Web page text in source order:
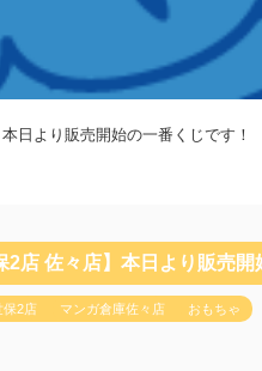
日より販売開始の一番くじです！
2店 佐々店】本日より販売開
保2店 マンガ倉庫佐々店 おもちゃ